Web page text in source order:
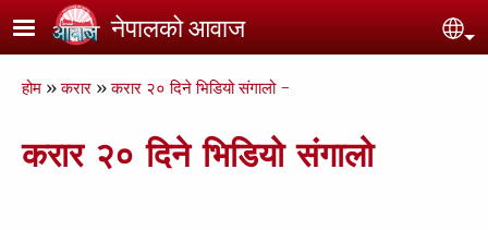
Skip to main content
नेपालको आवाज
Breadcrumb
होम करार करार २० दिने भिडियो संगालो -
करार २० दिने भिडियो संगालो